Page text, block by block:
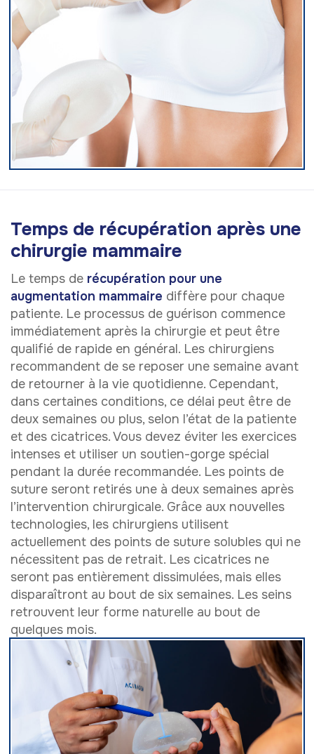
Temps de récupération après une
chirurgie mammaire
Le temps de récupération pour une
augmentation mammaire diffère pour chaque
patiente. Le processus de guérison commence
immédiatement après la chirurgie et peut être
qualifié de rapide en général. Les chirurgiens
recommandent de se reposer une semaine avant
de retourner à la vie quotidienne. Cependant,
dans certaines conditions, ce délai peut être de
deux semaines ou plus, selon l’état de la patiente
et des cicatrices. Vous devez éviter les exercices
intenses et utiliser un soutien-gorge spécial
pendant la durée recommandée. Les points de
suture seront retirés une à deux semaines après
l’intervention chirurgicale. Grâce aux nouvelles
technologies, les chirurgiens utilisent
actuellement des points de suture solubles qui ne
nécessitent pas de retrait. Les cicatrices ne
seront pas entièrement dissimulées, mais elles
disparaîtront au bout de six semaines. Les seins
retrouvent leur forme naturelle au bout de
quelques mois.